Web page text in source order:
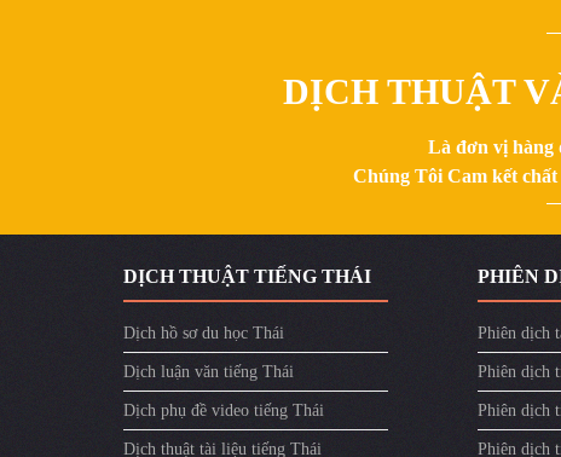
DỊCH THUẬT
Là đơn vị hàng
Chúng Tôi Cam kết
DỊCH THUẬT TIẾNG THÁI
Dịch hồ sơ du học Thái
Dịch luận văn tiếng Thái
Dịch phụ đề video tiếng Thái
Dịch thuật tài liệu tiếng Thái
PHIÊN
Phiên dịch
Phiên dịch
Phiên dịch
Phiên dịch